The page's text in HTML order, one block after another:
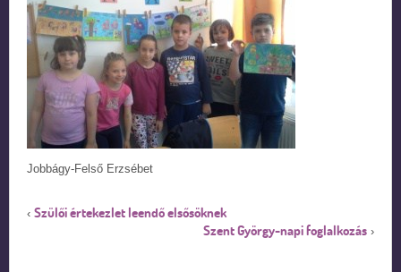
Jobbágy-Felső Erzsébet
‹ Szülői értekezlet leendő elsősöknek
Szent György-napi foglalkozás ›